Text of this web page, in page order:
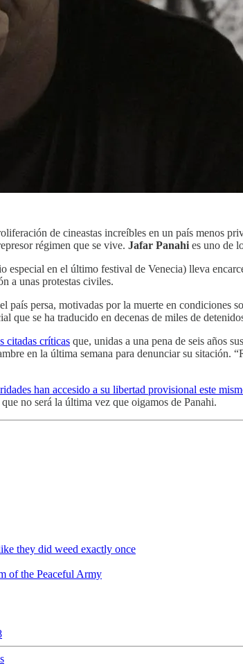
de cineastas increíbles en un país menos
régimen que se vive. Jafar Panahi es uno de
especial en el último festival de Venecia) lleva
a unas protestas civiles.
país persa, motivadas por la muerte en condiciones
que se ha traducido en decenas de miles de
citadas críticas que, unidas a una pena de seis años
en la última semana para denunciar su sitación.
han accesido a su libertad provisional este
no será la última vez que oigamos de Panahi.
they did weed exactly once
of the Peaceful Army